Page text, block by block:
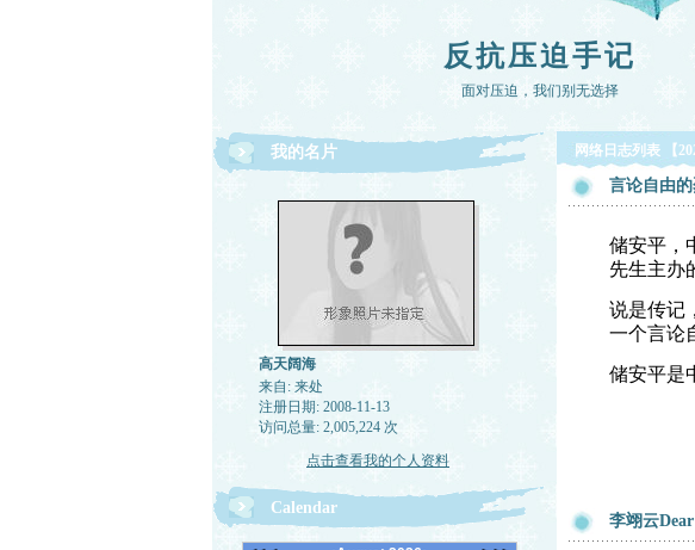
反抗压迫手记
面对压迫，我们别无选择
我的名片
高天阔海
来自: 来处
注册日期: 2008-11-13
访问总量: 2,005,224 次
点击查看我的个人资料
Calendar
网络日志列表 【
言论自由
储安平，
先生主办
说是传记
一个言论
储安平是
李翊云